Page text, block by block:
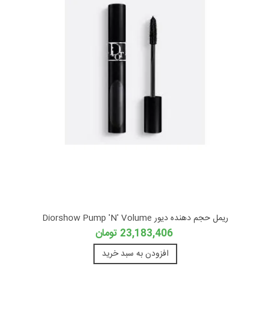
ریمل حجم دهنده دیور Diorshow Pump 'N' Volume
23,183,406 تومان
افزودن به سبد خرید